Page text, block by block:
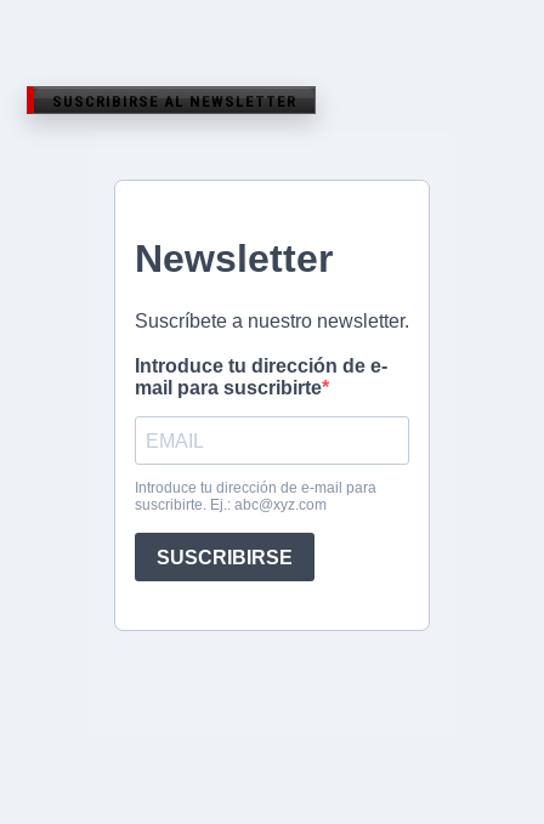
SUSCRIBIRSE AL NEWSLETTER